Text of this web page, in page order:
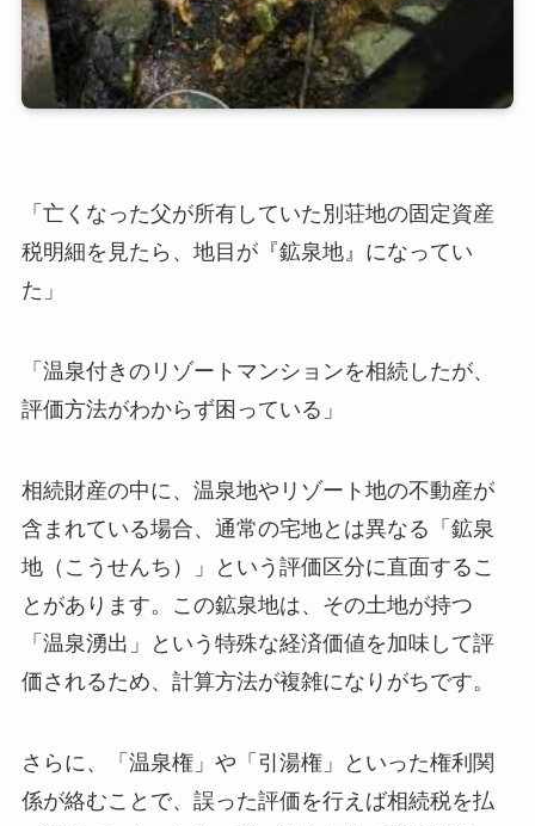
「亡くなった父が所有していた別荘地の固定資産
税明細を見たら、地目が『鉱泉地』になってい
た」
「温泉付きのリゾートマンションを相続したが、
評価方法がわからず困っている」
相続財産の中に、温泉地やリゾート地の不動産が
含まれている場合、通常の宅地とは異なる「鉱泉
地（こうせんち）」という評価区分に直面するこ
とがあります。この鉱泉地は、その土地が持つ
「温泉湧出」という特殊な経済価値を加味して評
価されるため、計算方法が複雑になりがちです。
さらに、「温泉権」や「引湯権」といった権利関
係が絡むことで、誤った評価を行えば相続税を払